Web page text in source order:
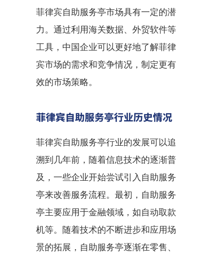
菲律宾自助服务亭市场具有一定的潜
力。通过利用海关数据、外贸软件等
工具，中国企业可以更好地了解菲律
宾市场的需求和竞争情况，制定更有
效的市场策略。
菲律宾自助服务亭行业历史情况
菲律宾自助服务亭行业的发展可以追
溯到几年前，随着信息技术的逐渐普
及，一些企业开始尝试引入自助服务
亭来改善服务流程。最初，自助服务
亭主要应用于金融领域，如自动取款
机等。随着技术的不断进步和应用场
景的拓展，自助服务亭逐渐在零售、